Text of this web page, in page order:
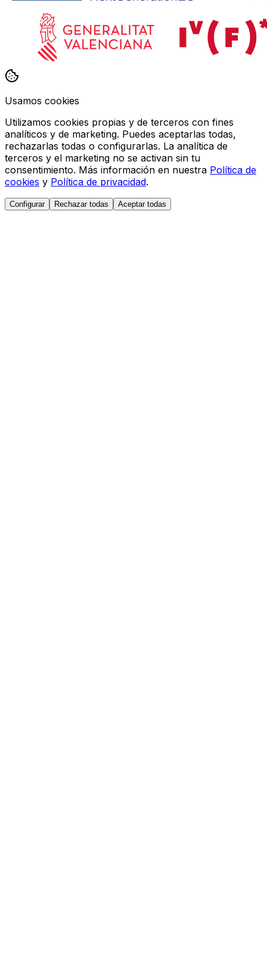
Usamos cookies
Utilizamos cookies propias y de terceros con fines
analíticos y de marketing. Puedes aceptarlas todas,
rechazarlas todas o configurarlas. La analítica de
terceros y el marketing no se activan sin tu
consentimiento. Más información en nuestra Política de
cookies y Política de privacidad.
Configurar Rechazar todas Aceptar todas